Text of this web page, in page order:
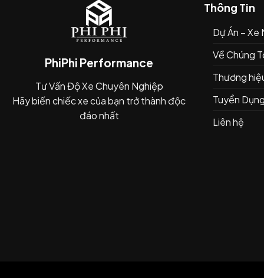
PhiPhi Performance
Tư Vấn Độ Xe Chuyên Nghiệp
Hãy biến chiếc xe của bạn trở thành độc
đáo nhất
Thông Tin
Dự Án – Xe
Về Chúng
Thương
Tuyển Dụng
Liên hệ